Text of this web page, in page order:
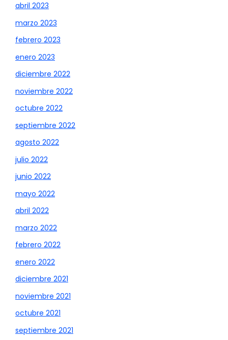
abril 2023
marzo 2023
febrero 2023
enero 2023
diciembre 2022
noviembre 2022
octubre 2022
septiembre 2022
agosto 2022
julio 2022
junio 2022
mayo 2022
abril 2022
marzo 2022
febrero 2022
enero 2022
diciembre 2021
noviembre 2021
octubre 2021
septiembre 2021